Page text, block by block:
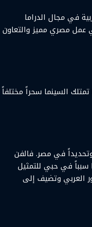
في مجال الدراما
عمل مصري مميز والتعاون
السينما سحراً مختلفاً
في مصر. فالفن
سبباً في حبي للتمثيل
العربي وتضيف إلى